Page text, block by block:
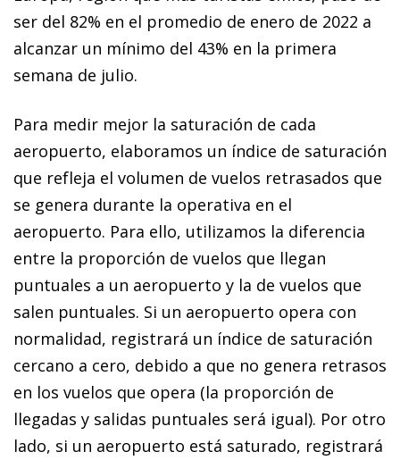
ser del 82% en el promedio de enero de 2022 a
alcanzar un mínimo del 43% en la primera
semana de julio.
Para medir mejor la saturación de cada
aeropuerto, elaboramos un índice de saturación
que refleja el volumen de vuelos retrasados que
se genera durante la operativa en el
aeropuerto. Para ello, utilizamos la diferencia
entre la proporción de vuelos que llegan
puntuales a un aeropuerto y la de vuelos que
salen puntuales. Si un aeropuerto opera con
normalidad, registrará un índice de saturación
cercano a cero, debido a que no genera retrasos
en los vuelos que opera (la proporción de
llegadas y salidas puntuales será igual). Por otro
lado, si un aeropuerto está saturado, registrará